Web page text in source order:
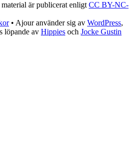
är publicerat enligtCC BY-NC-
• Ajour använder sig av WordPress,
löpande av Hippies och Jocke Gustin